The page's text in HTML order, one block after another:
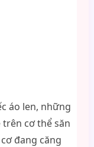
áo len, những
cơ thể săn
đang căng